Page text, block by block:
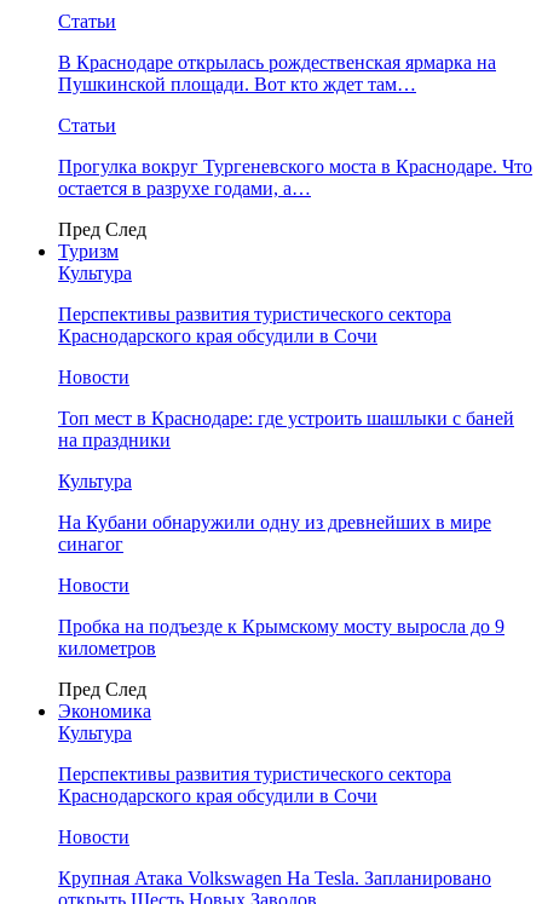
Статьи
В Краснодаре открылась рождественская ярмарка на
Пушкинской площади. Вот кто ждет там…
Статьи
Прогулка вокруг Тургеневского моста в Краснодаре. Что
остается в разрухе годами, а…
Пред След
Туризм
Культура
Перспективы развития туристического сектора
Краснодарского края обсудили в Сочи
Новости
Топ мест в Краснодаре: где устроить шашлыки с баней
на праздники
Культура
На Кубани обнаружили одну из древнейших в мире
синагог
Новости
Пробка на подъезде к Крымскому мосту выросла до 9
километров
Пред След
Экономика
Культура
Перспективы развития туристического сектора
Краснодарского края обсудили в Сочи
Новости
Крупная Атака Volkswagen На Tesla. Запланировано
открыть Шесть Новых Заводов